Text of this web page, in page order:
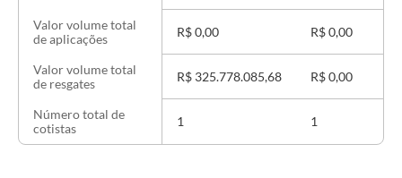
Valor volume total
de aplicações
Valor volume total
de resgates
Número total de
cotistas
R$ 0,00
R$ 325.778.085,68
1
R$ 0,00
R$ 0,00
1